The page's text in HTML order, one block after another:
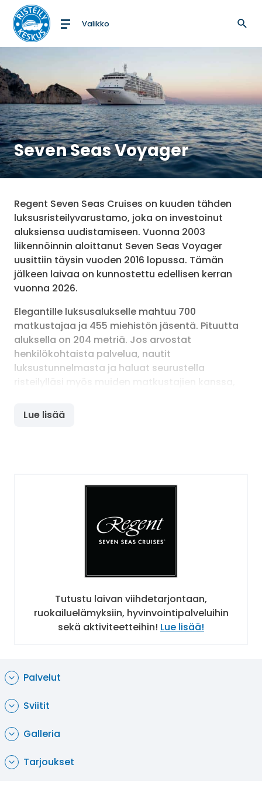
Etusivulle
Valikko
Seven Seas Voyager
Regent Seven Seas Cruises on kuuden tähden
luksusristeilyvarustamo, joka on investoinut
aluksiensa uudistamiseen. Vuonna 2003
liikennöinnin aloittanut Seven Seas Voyager
uusittiin täysin vuoden 2016 lopussa. Tämän
jälkeen laivaa on kunnostettu edellisen kerran
vuonna 2026.
Elegantille luksusalukselle mahtuu 700
matkustajaa ja 455 miehistön jäsentä. Pituutta
aluksella on 204 metriä. Jos arvostat
henkilökohtaista palvelua, nautit
luksustunnelmasta ja haluat seurustella
valinta.
maiden herkkuja. Iltaisin rento ja intiimi ravintola
tarjoilee tuoretta italialaista ruokaa. Compass
kasvisruuista ja ravinteikkaista Canyon Ranch
SpaClub® erikoisuuksista. Signatures
ravintolassa pääset aidon ranskalaisen keittiön
tunnelmaan. Naposteltavaa auringonoton tai
maissa vierailun jälkeen pääset haukkaamaan
Elegantissa Prime 7:ssä nautit parhaimmat pihvit
Viihde, hyvinvointi ja urheilu
Seven Seas Voyager tarjoaa lomaunelman,
johon kuuluu viihdettä, rentoutumista ja
aktiviteetteja. Canyon Ranch SpaClub® huolehtii
Lue lisää
Tutustu laivan viihdetarjontaan,
ruokailuelämyksiin, hyvinvointipalveluihin
sekä aktiviteetteihin! Lue lisää!
Palvelut
Sviitit
Galleria
Tarjoukset